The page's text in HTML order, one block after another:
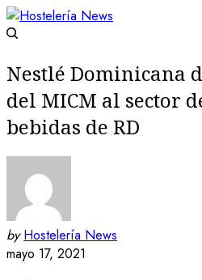
Nestlé Dominicana
del MICM al sector
bebidas de RD
by Hostelería News
mayo 17, 2021